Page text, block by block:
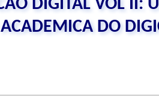
DIGITAL VOL II:
DO